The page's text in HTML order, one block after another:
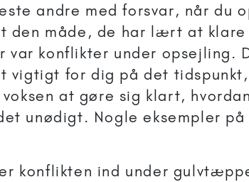
andre med forsvar, når du
den måde, de har lært at klare
konflikter under opsejling.
vigtigt for dig på det tidspunkt,
at gøre sig klart,
unødigt. Nogle eksempler på
konflikten ind under